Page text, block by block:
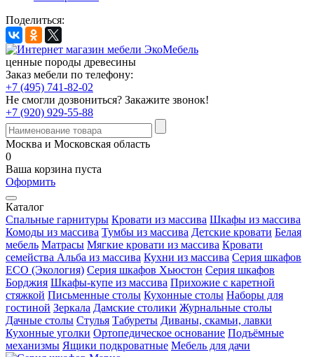
Поделиться:
ценные породы древесины
Заказ мебели по телефону:
+7 (495) 741-82-02
Не смогли дозвониться? Закажите звонок!
+7 (920) 929-55-88
Москва и Московская область
0
Ваша корзина пуста
Оформить
Каталог
Спальные гарнитуры Кровати из массива Шкафы из массива
Комоды из массива Тумбы из массива Детские кровати Белая
мебель Матрасы Мягкие кровати из массива Кровати
семейства Альба из массива Кухни из массива Серия шкафов
ECO (Экология) Серия шкафов Хьюстон Серия шкафов
Борджия Шкафы-купе из массива Прихожие с каретной
стяжкой Письменные столы Кухонные столы Наборы для
гостиной Зеркала Дамские столики Журнальные столы
Дачные столы Стулья Табуреты Диваны, скамьи, лавки
Кухонные уголки Ортопедическое основание Подъёмные
механизмы Ящики подкроватные Мебель для дачи